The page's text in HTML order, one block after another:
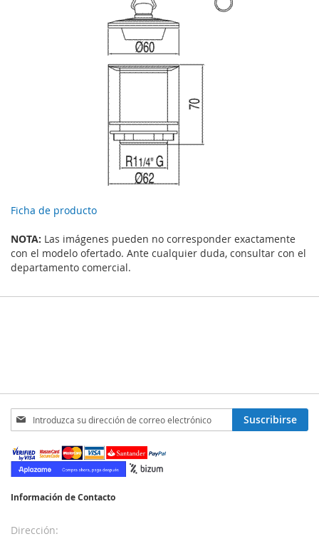
Ficha de producto
NOTA: Las imágenes pueden no corresponder exactamente
con el modelo ofertado. Ante cualquier duda, consultar con el
departamento comercial.
Inscríbase
a
nuestro
boletín
de
Suscribirse
Información de Contacto
Dirección: